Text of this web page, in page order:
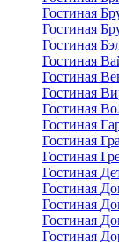
Гостиная
Гостиная
Гостиная
Гостиная
Гостиная
Гостиная
Гостиная
Гостиная
Гостиная
Гостиная
Гостиная
Гостиная
Гостиная
Гостиная
Гостиная